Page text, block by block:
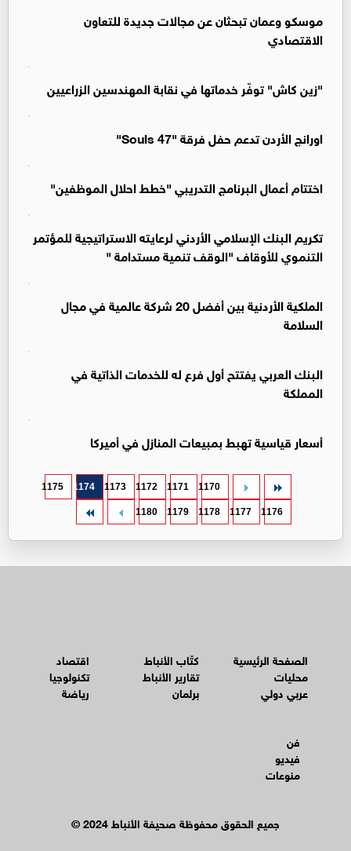
موسكو وعمان تبحثان عن مجالات جديدة للتعاون
الاقتصادي
"زين كاش" توفّر خدماتها في نقابة المهندسين الزراعيين
اورانج الأردن تدعم حفل فرقة "47 Souls"
اختتام أعمال البرنامج التدريبي "خطط احلال الموظفين"
تكريم البنك الإسلامي الأردني لرعايته الاستراتيجية للمؤتمر
التنموي للأوقاف "الوقف تنمية مستدامة "
الملكية الأردنية بين أفضل 20 شركة عالمية في مجال
السلامة
البنك العربي يفتتح أول فرع له للخدمات الذاتية في
المملكة
أسعار قياسية تهبط بمبيعات المنازل في أميركا
1170
1171
1172
1173
1174
1175
1176
1177
1178
1179
1180
الصفحة الرئيسية
محليات
عربي دولي
كتّاب الأنباط
تقارير الأنباط
برلمان
اقتصاد
تكنولوجيا
رياضة
فن
فيديو
منوعات
© جميع الحقوق محفوظة صحيفة الأنباط 2024